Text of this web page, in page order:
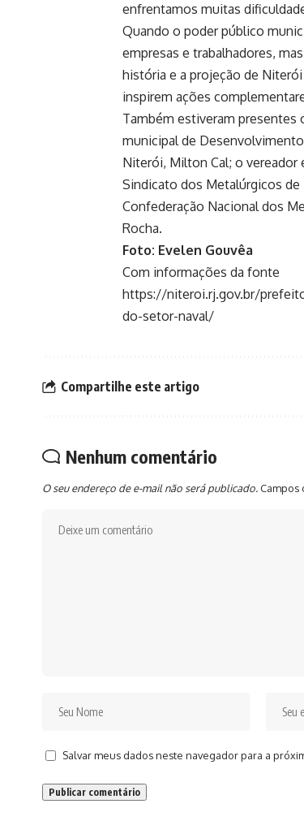
enfrentamos muitas
Quando o poder público
empresas e trabalhadores,
história e a projeção de
inspirem ações
Também estiveram presentes
municipal de
Niterói, Milton Cal; o vereador
Sindicato dos Metalúrgicos
Confederação Nacional dos
Rocha.
Foto: Evelen Gouvêa
Com informações da fonte
https://niteroi.rj.gov.br/
do-setor-naval/
Compartilhe este artigo
Nenhum comentário
O seu endereço de e-mail não será publicado. Campos
Salvar meus dados neste navegador para a